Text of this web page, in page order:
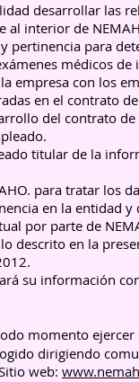
desarrollar las
interior de
pertinencia para
médicos
empresa con los
en el contrato
del contrato
titular de la
para tratar los
en la entidad
por parte de
descrito en la
su información
momento
dirigiendo
web: